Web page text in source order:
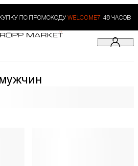
ПО ПРОМОКОДУ WELCOME7. 48 ЧАСОВ